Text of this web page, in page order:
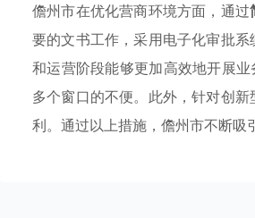
儋州市在优化营商环境方面，通过
要的文书工作，采用电子化审批
和运营阶段能够更加高效地开展
多个窗口的不便。此外，针对创
利。通过以上措施，儋州市不断